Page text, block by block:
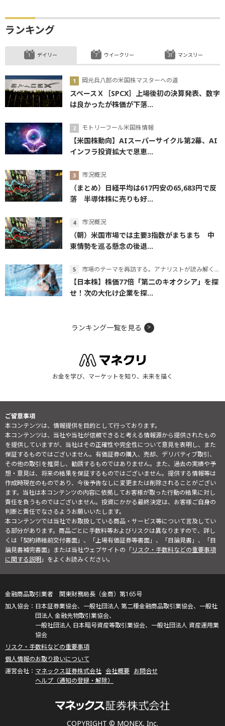
ランキング
デイリー
岡元兵八郎の米国株マスターへの道
スペースＸ［SPCX］上場後初の決算発表、数字
は良かったが株価が下落...
モトリーフール米国株情報
【米国株動向】AIスーパーサイクル第2幕、AI
インフラ投資拡大で恩恵...
市況概況
（まとめ）日経平均は617円安の65,683円で反
落 半導体株に売りも好...
市況概況
（朝）米国市場では主要3指数がまちまち 中
東情勢を巡る懸念の後退...
市場のテーマを再訪する。アナリストが読み解くテーマの本質
【日本株】株価77倍「第二のキオクシア」を探
せ！次の大化け企業を探...
ウイークリー マンスリー
ランキング一覧を見る
お金を学び、マーケットを知り、未来を描く
ご留意事項
本コンテンツは、情報提供を目的として行っております。
本コンテンツは、当社や当社が信頼できると考える情報源から提供されたもの
を提供していますが、当社はその正確性や完全性について意見を表明し、また
保証するものではございません。有価証券の購入、売却、デリバティブ取引、
その他の取引を推奨し、勧誘するものではありません。また、過去の実績や予
想・意見は、将来の結果を保証するものではございません。提供する情報等は
作成時現在のものであり、今後予告なしに変更または削除されることがござい
ます。当社は本コンテンツの内容に依拠してお客様が取った行動の結果に対し
責任を負うものではございません。投資にかかる最終決定は、お客様ご自身の
判断と責任でなさるようお願いいたします。
本コンテンツでは当社でお取扱している商品・サービス等について言及してい
る部分があります。商品ごとに手数料等およびリスクは異なりますので、詳し
くは「契約締結前交付書面」、「上場有価証券等書面」、「目論見書」、「目
論見書補完書面」または当社ウェブサイトの「リスク・手数料などの重要事項
に関する説明」をよくお読みください。
COPYRIGHT © MONEX, Inc.
金融商品取引業者 関東財務局長（金商）第165号
日本証券業協会、一般社団法人 第二種金融商品取引業協会、一般社
団法人 金融先物取引業協会、
一般社団法人 日本暗号資産等取引業協会、一般社団法人 資産運用業
協会
リスク・手数料などの重要事項
個人情報のお取り扱いについて
マネックス証券株式会社 会社概要 お問合せ
ヘルプ（通知の登録・解除）